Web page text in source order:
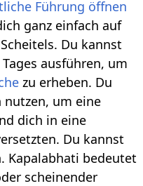
Führung öffnen
ganz einfach auf
Du kannst
ausführen, um
zu erheben. Du
nutzen, um eine
dich in eine
Du kannst
Kapalabhati bedeutet
scheinender